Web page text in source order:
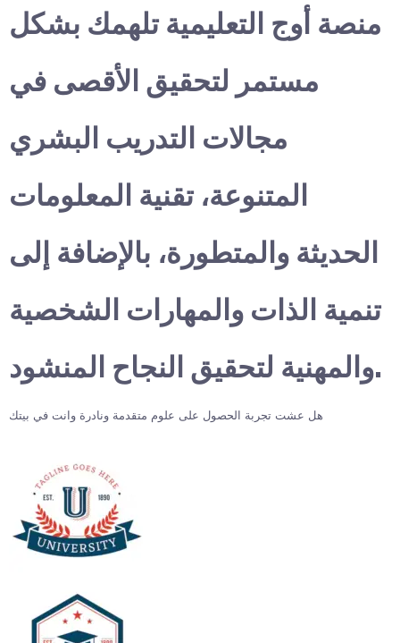
منصة أوج التعليمية تلهمك بشكل
مستمر لتحقيق الأقصى في
مجالات التدريب البشري
المتنوعة، تقنية المعلومات
الحديثة والمتطورة، بالإضافة إلى
تنمية الذات والمهارات الشخصية
والمهنية لتحقيق النجاح المنشود.
هل عشت تجربة الحصول على علوم متقدمة ونادرة وانت في بيتك